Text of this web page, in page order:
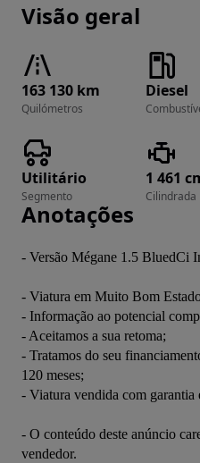
Visão geral
163 130 km
Quilómetros
Diesel
Utilitário
Segmento
1 461
Cilindrada
Anotações
- Versão Mégane 1.5 BluedCi
- Viatura em Muito Bom
- Informação ao potencial
- Aceitamos a sua retoma;
- Tratamos do seu
120 meses;
- Viatura vendida com garantia
- O conteúdo deste anúncio
vendedor.